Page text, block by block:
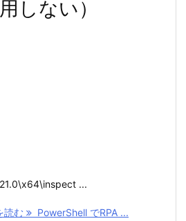
しない）
...
読む PowerShell でRPA ...